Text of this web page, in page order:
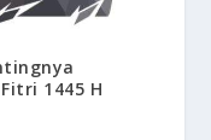
1445 H